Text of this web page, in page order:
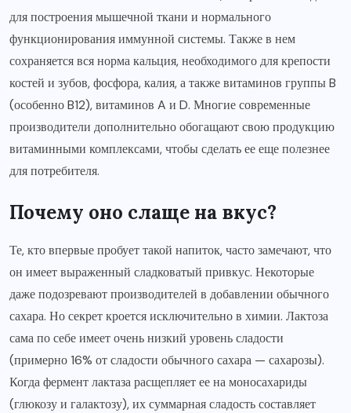
для построения мышечной ткани и нормального
функционирования иммунной системы. Также в нем
сохраняется вся норма кальция, необходимого для крепости
костей и зубов, фосфора, калия, а также витаминов группы B
(особенно B12), витаминов A и D. Многие современные
производители дополнительно обогащают свою продукцию
витаминными комплексами, чтобы сделать ее еще полезнее
для потребителя.
Почему оно слаще на вкус?
Те, кто впервые пробует такой напиток, часто замечают, что
он имеет выраженный сладковатый привкус. Некоторые
даже подозревают производителей в добавлении обычного
сахара. Но секрет кроется исключительно в химии. Лактоза
сама по себе имеет очень низкий уровень сладости
(примерно 16% от сладости обычного сахара — сахарозы).
Когда фермент лактаза расщепляет ее на моносахариды
(глюкозу и галактозу), их суммарная сладость составляет